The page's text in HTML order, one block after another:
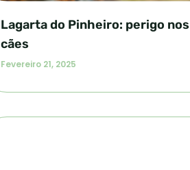
Lagarta do Pinheiro: perigo nos
cães
Fevereiro 21, 2025